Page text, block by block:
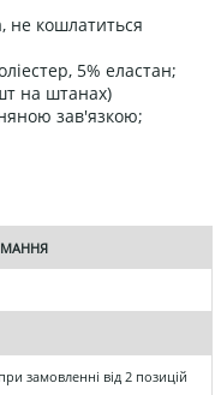
не кошлатиться
5% еластан;
на штанах)
зав'язкою;
замовленні від 2 позицій